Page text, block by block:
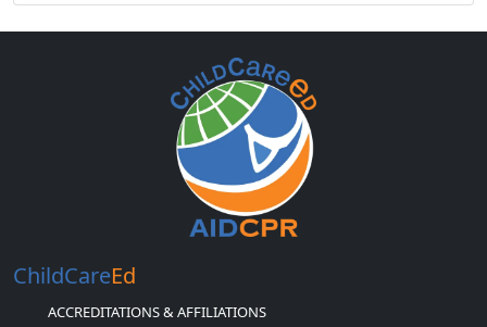
ChildCareEd
ACCREDITATIONS & AFFILIATIONS